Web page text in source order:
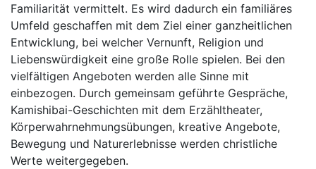
Familiarität vermittelt. Es wird dadurch ein familiäres
Umfeld geschaffen mit dem Ziel einer ganzheitlichen
Entwicklung, bei welcher Vernunft, Religion und
Liebenswürdigkeit eine große Rolle spielen. Bei den
vielfältigen Angeboten werden alle Sinne mit
einbezogen. Durch gemeinsam geführte Gespräche,
Kamishibai-Geschichten mit dem Erzähltheater,
Körperwahrnehmungsübungen, kreative Angebote,
Bewegung und Naturerlebnisse werden christliche
Werte weitergegeben.